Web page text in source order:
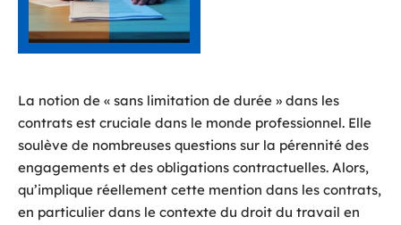
La notion de « sans limitation de durée » dans les
contrats est cruciale dans le monde professionnel. Elle
soulève de nombreuses questions sur la pérennité des
engagements et des obligations contractuelles. Alors,
qu’implique réellement cette mention dans les contrats,
en particulier dans le contexte du droit du travail en